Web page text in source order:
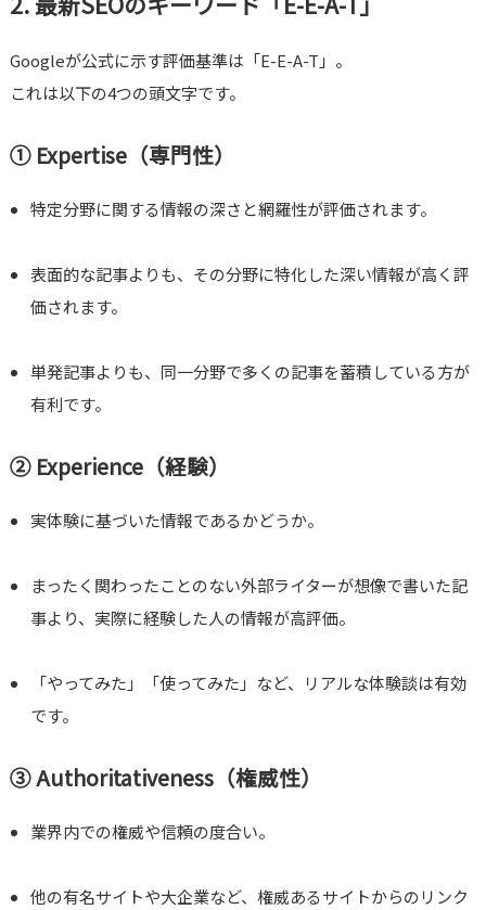
Googleが公式に示す評価基準は「E-E-A-T」。
これは以下の4つの頭文字です。
① Expertise（専門性）
特定分野に関する情報の深さと網羅性が評価されます。
表面的な記事よりも、その分野に特化した深い情報が高く評
価されます。
単発記事よりも、同一分野で多くの記事を蓄積している方が
有利です。
② Experience（経験）
実体験に基づいた情報であるかどうか。
まったく関わったことのない外部ライターが想像で書いた記
事より、実際に経験した人の情報が高評価。
「やってみた」「使ってみた」など、リアルな体験談は有効
です。
③Authoritativeness（権威性）
業界内での権威や信頼の度合い。
他の有名サイトや大企業など、権威あるサイトからのリンク